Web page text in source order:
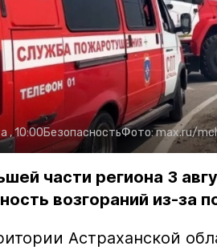
, 10:00БезопасностьФото:max.ru/
части региона 3
возгораний из-за
Астраханской